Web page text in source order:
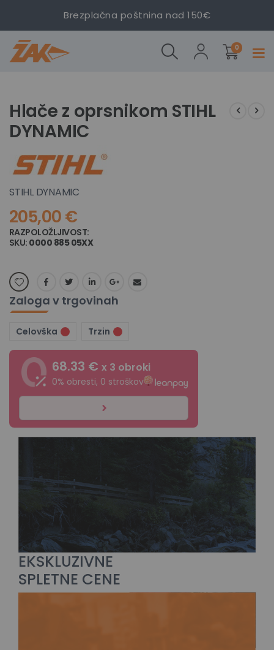
Brezplačna poštnina nad 150€
0izdelki
na
konec
galerije
slik
oprsnikom
STIHL
na
začetek
galerije
slik
Hlače z oprsnikom STIHL
DYNAMIC
STIHL DYNAMIC
205,00 €
RAZPOLOŽLJIVOST:
SKU 0000 885 05XX
Zaloga v trgovinah
Celovška Trzin
68.33 € x 3 obroki
0% obresti, 0 stroškov
EKSKLUZIVNE
SPLETNE CENE